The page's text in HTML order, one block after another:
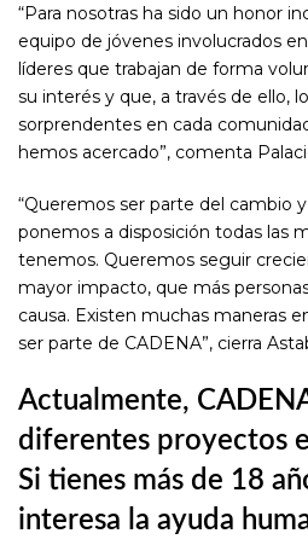
“Para nosotras ha sido un honor
equipo de jóvenes involucrados
líderes que trabajan de forma
su interés y que, a través de ello,
sorprendentes en cada
hemos acercado”, comenta
“Queremos ser parte del cambio
ponemos a disposición todas las
tenemos. Queremos seguir
mayor impacto, que más
causa. Existen muchas maneras
ser parte de CADENA”, cierra
Actualmente,
diferentes proyectos
Si tienes más de 18
interesa la ayuda